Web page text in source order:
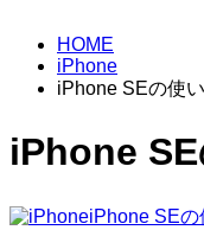
HOME
iPhone
iPhone SEの使
iPhone
iPhone SEの